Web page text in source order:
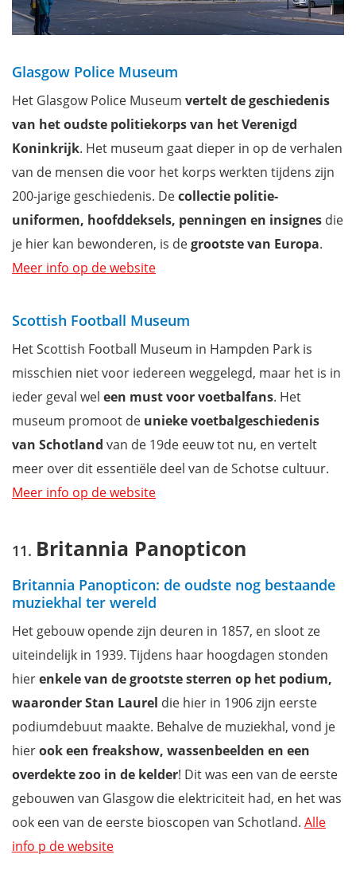
Glasgow Police Museum
Het Glasgow Police Museum vertelt de geschiedenis
van hetoudste politiekorps van het Verenigd
Koninkrijk. Het museum gaat dieper in op de verhalen
van de mensen die voor het korps werkten tijdens zijn
200-jarige geschiedenis. Decollectie politie-
uniformen, hoofddeksels, penningen en insignes die
je hier kan bewonderen, is degrootste van Europa.
Meer info op de website
Scottish Football Museum
Het Scottish Football Museum in Hampden Park is
misschien niet voor iedereen weggelegd, maar het is in
ieder geval wel een must voor voetbalfans. Het
museum promoot de unieke voetbalgeschiedenis
van Schotland van de 19de eeuw tot nu, en vertelt
meer over dit essentiële deel van de Schotse cultuur.
Meer info op de website
Britannia Panopticon
Britannia Panopticon: de oudste nog bestaande
muziekhal ter wereld
Het gebouw opende zijn deuren in 1857, en sloot ze
uiteindelijk in 1939. Tijdens haar hoogdagen stonden
hierenkele van de grootste sterren op het podium,
waaronder Stan Laurel die hier in 1906 zijn eerste
podiumdebuut maakte. Behalve de muziekhal, vond je
hierook een freakshow, wassenbeelden en een
overdekte zoo in de kelder! Dit was een van de eerste
gebouwen van Glasgow die elektriciteit had, en het was
ook een van de eerste bioscopen van Schotland. Alle
info p de website